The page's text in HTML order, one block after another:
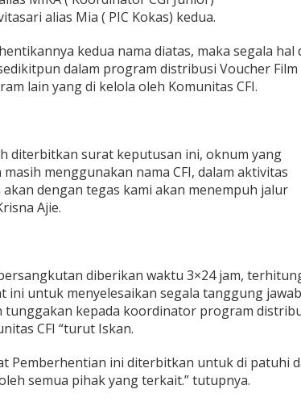
alias Mia ( PIC Kokas) kedua.
kedua nama diatas, maka segala hal
dalam program distribusi Voucher Film
lain yang di kelola oleh Komunitas CFI.
diterbitkan surat keputusan ini, oknum yang
menggunakan nama CFI, dalam aktivitas
akan dengan tegas kami akan menempuh jalur
Ajie.
diberikan waktu 3×24 jam,
ini untuk menyelesaikan segala tanggung
tunggakan kepada koordinator program
CFI “turut Iskan.
Pemberhentian ini diterbitkan untuk di patuhi
semua pihak yang terkait.” tutupnya.